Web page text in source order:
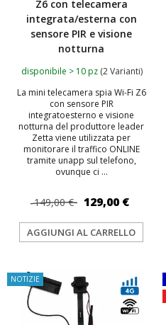
Z6 con telecamera
integrata/esterna con
sensore PIR e visione
notturna
disponibile > 10 pz (2 Varianti)
La mini telecamera spia Wi-Fi Z6
con sensore PIR
integratoesterno e visione
notturna del produttore leader
Zetta viene utilizzata per
monitorare il traffico ONLINE
tramite unapp sul telefono,
ovunque ci ...
149,00 € 129,00 €
AGGIUNGI AL CARRELLO
NOTIZIE